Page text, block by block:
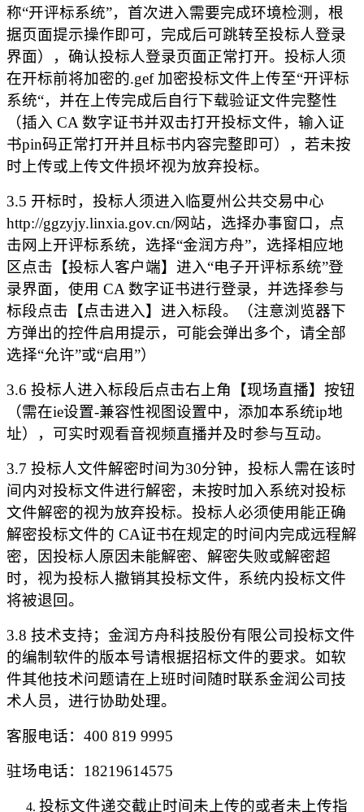
称“开评标系统”，首次进入需要完成环境检测，根
据页面提示操作即可，完成后可跳转至投标人登录
界面），确认投标人登录页面正常打开。投标人须
在开标前将加密的.gef 加密投标文件上传至“开评标
系统“，并在上传完成后自行下载验证文件完整性
（插入 CA 数字证书并双击打开投标文件，输入证
书pin码正常打开并且标书内容完整即可），若未按
时上传或上传文件损坏视为放弃投标。
3.5 开标时，投标人须进入临夏州公共交易中心
http://ggzyjy.linxia.gov.cn/网站，选择办事窗口，点
击网上开评标系统，选择“金润方舟”，选择相应地
区点击【投标人客户端】进入“电子开评标系统”登
录界面，使用 CA 数字证书进行登录，并选择参与
标段点击【点击进入】进入标段。（注意浏览器下
方弹出的控件启用提示，可能会弹出多个，请全部
选择“允许”或“启用”）
3.6 投标人进入标段后点击右上角【现场直播】按钮
（需在ie设置-兼容性视图设置中，添加本系统ip地
址），可实时观看音视频直播并及时参与互动。
3.7 投标人文件解密时间为30分钟，投标人需在该时
间内对投标文件进行解密，未按时加入系统对投标
文件解密的视为放弃投标。投标人必须使用能正确
解密投标文件的 CA证书在规定的时间内完成远程解
密，因投标人原因未能解密、解密失败或解密超
时，视为投标人撤销其投标文件，系统内投标文件
将被退回。
3.8 技术支持；金润方舟科技股份有限公司投标文件
的编制软件的版本号请根据招标文件的要求。如软
件其他技术问题请在上班时间随时联系金润公司技
术人员，进行协助处理。
客服电话： 400 819 9995
驻场电话： 18219614575
投标文件递交截止时间未上传的或者未上传指